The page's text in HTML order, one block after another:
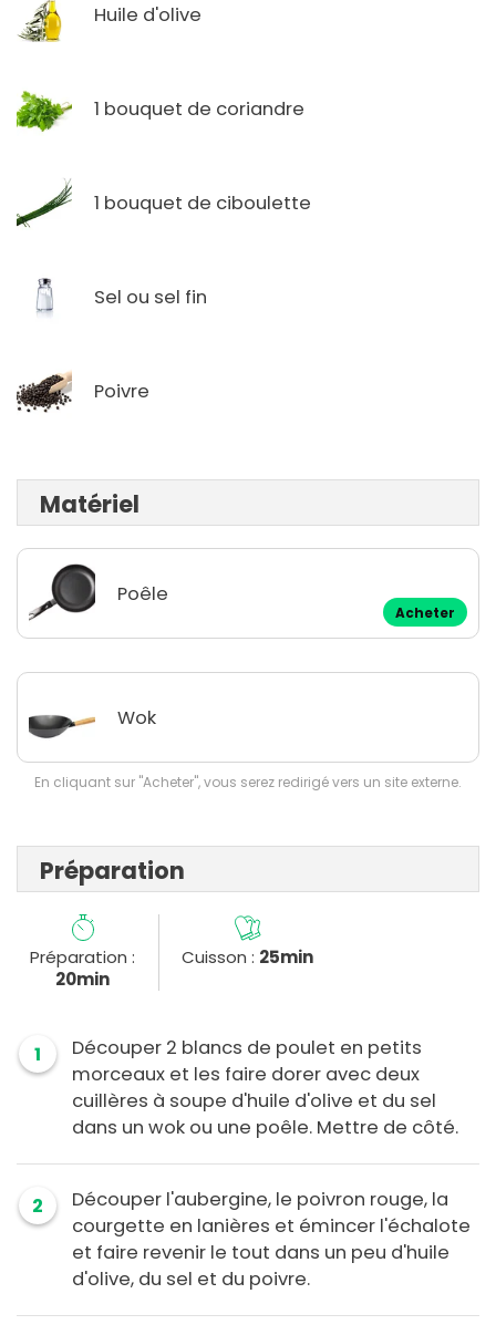
Huile d'olive
1 bouquet de coriandre
1 bouquet de ciboulette
Sel ou sel fin
Poivre
Matériel
Poêle
Acheter
Wok
En cliquant sur "Acheter", vous serez redirigé vers un site externe.
Préparation
Préparation :
20min
Cuisson : 25min
1
Découper 2 blancs de poulet en petits
morceaux et les faire dorer avec deux
cuillères à soupe d'huile d'olive et du sel
dans un wok ou une poêle. Mettre de côté.
2
Découper l'aubergine, le poivron rouge, la
courgette en lanières et émincer l'échalote
et faire revenir le tout dans un peu d'huile
d'olive, du sel et du poivre.